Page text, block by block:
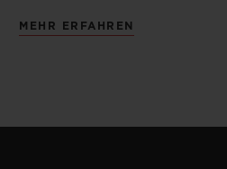
MEHR ERFAHREN